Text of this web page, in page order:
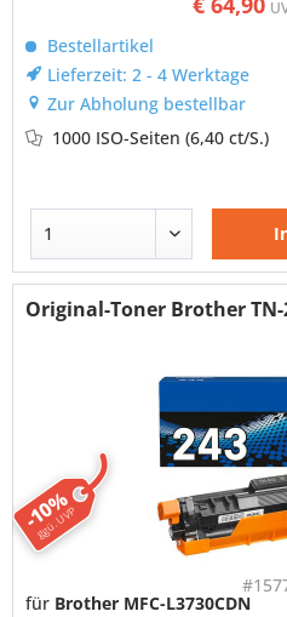
Bestellartikel
Lieferzeit: 2 - 4 Werktage
Zur Abholung bestellbar
1000 ISO-Seiten(6,40 ct/S.)
-10%
ggü. UVP
Original-Toner Brother
für Brother MFC-L3730CDN